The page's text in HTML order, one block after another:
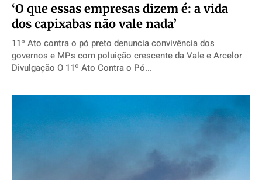
‘O que essas empresas dizem é: a vida
dos capixabas não vale nada’
11º Ato contra o pó preto denuncia convivência dos
governos e MPs com poluição crescente da Vale e Arcelor
Divulgação O 11º Ato Contra o Pó...